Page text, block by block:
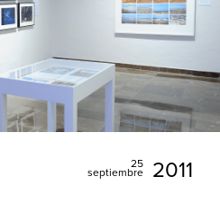
25
septiembre
2011